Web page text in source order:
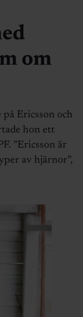
om
Ericsson och
hon ett
”Ericsson är
av hjärnor”,